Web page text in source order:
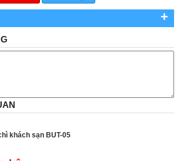
+
khách sạn BUT-05